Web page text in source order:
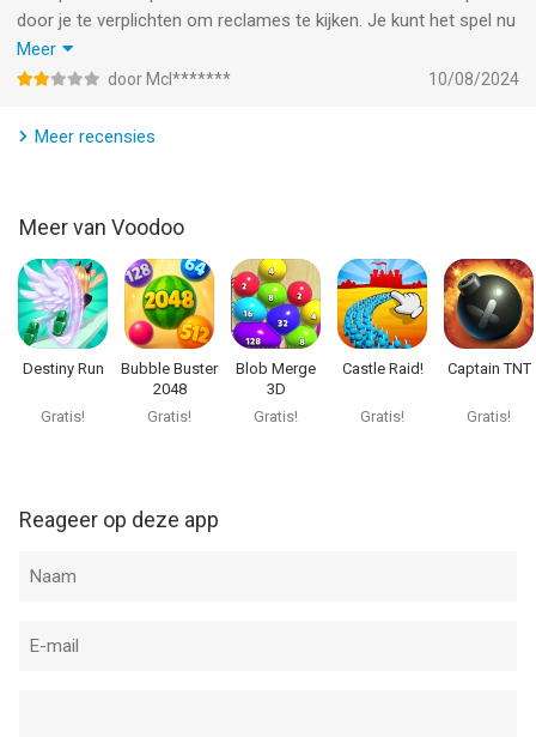
door je te verplichten om reclames te kijken. Je kunt het spel nu
ook niet meer zonder internet spelen. Doordat je elke keer
reclames krijgt die ingeladen moeten worden gaat de
Meer
door Mcl******* 10/08/2024
Meer recensies
Meer van Voodoo
Destiny Run
Gratis!
Bubble Buster
2048
Gratis!
Blob Merge
3D
Gratis!
Castle Raid!
Gratis!
Captain TNT
Gratis!
Reageer op deze app